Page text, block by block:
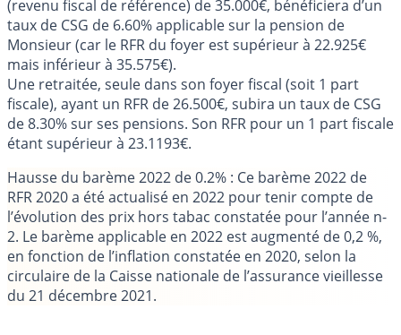
(revenu fiscal de référence) de 35.000€, bénéficiera d’un
taux de CSG de 6.60% applicable sur la pension de
Monsieur (car le RFR du foyer est supérieur à 22.925€
mais inférieur à 35.575€).
Une retraitée, seule dans son foyer fiscal (soit 1 part
fiscale), ayant un RFR de 26.500€, subira un taux de CSG
de 8.30% sur ses pensions. Son RFR pour un 1 part fiscale
étant supérieur à 23.1193€.
Hausse du barème 2022 de 0.2% : Ce barème 2022 de
RFR 2020 a été actualisé en 2022 pour tenir compte de
l’évolution des prix hors tabac constatée pour l’année n-
2. Le barème applicable en 2022 est augmenté de 0,2 %,
en fonction de l’inflation constatée en 2020, selon la
circulaire de la Caisse nationale de l’assurance vieillesse
du 21 décembre 2021.